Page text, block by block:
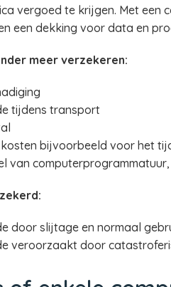
vergoed te krijgen. Met een
een dekking voor data en
meer verzekeren:
tijdens transport
bijvoorbeeld voor het
van
door slijtage en normaal
veroorzaakt door